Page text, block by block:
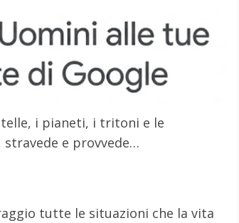
i pianeti, i tritoni e le
e provvede…
tutte le situazioni che la vita